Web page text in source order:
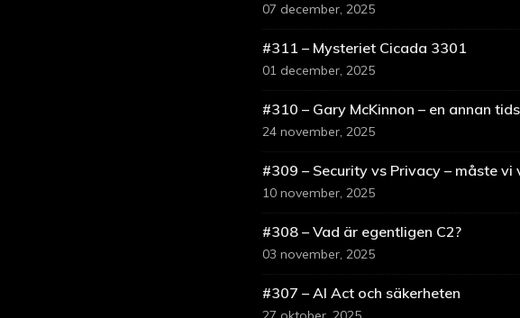
07 december, 2025
#311 – Mysteriet Cicada 3301
01 december, 2025
#310 – Gary McKinnon – en annan
24 november, 2025
#309 – Security vs Privacy – måste vi
10 november, 2025
#308 – Vad är egentligen C2?
03 november, 2025
#307 – AI Act och säkerheten